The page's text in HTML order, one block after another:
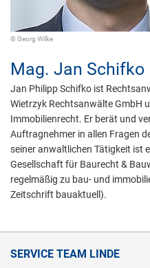
© Georg Wilke
Mag. Jan Schifko
Jan Philipp Schifko ist
Wietrzyk Rechtsanwälte GmbH
Immobilienrecht. Er berät und
Auftragnehmer in allen Fragen
seiner anwaltlichen Tätigkeit ist
Gesellschaft für Baurecht &
regelmäßig zu bau- und
Zeitschrift bauaktuell).
SERVICE TEAM LINDE